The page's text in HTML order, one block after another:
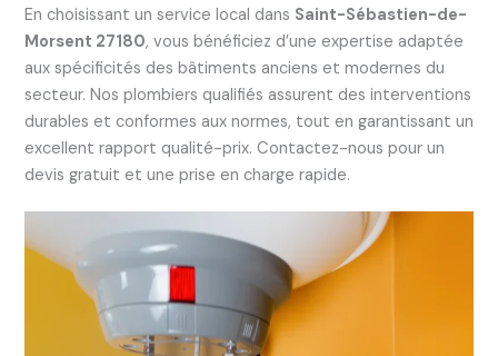
En choisissant un service local dans Saint-Sébastien-de-
Morsent 27180, vous bénéficiez d’une expertise adaptée
aux spécificités des bâtiments anciens et modernes du
secteur. Nos plombiers qualifiés assurent des interventions
durables et conformes aux normes, tout en garantissant un
excellent rapport qualité-prix. Contactez-nous pour un
devis gratuit et une prise en charge rapide.